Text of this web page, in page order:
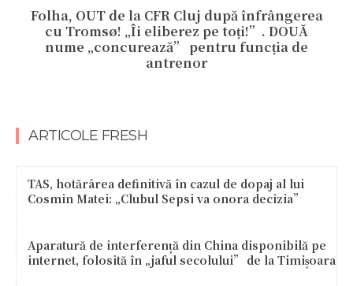
Folha, OUT de la CFR Cluj după înfrângerea
cu Tromsø! „Îi eliberez pe toți!”. DOUĂ
nume „concurează” pentru funcția de
antrenor
ARTICOLE FRESH
TAS, hotărârea definitivă în cazul de dopaj al lui
Cosmin Matei: „Clubul Sepsi va onora decizia”
Aparatură de interferență din China disponibilă pe
internet, folosită în „jaful secolului” de la Timișoara